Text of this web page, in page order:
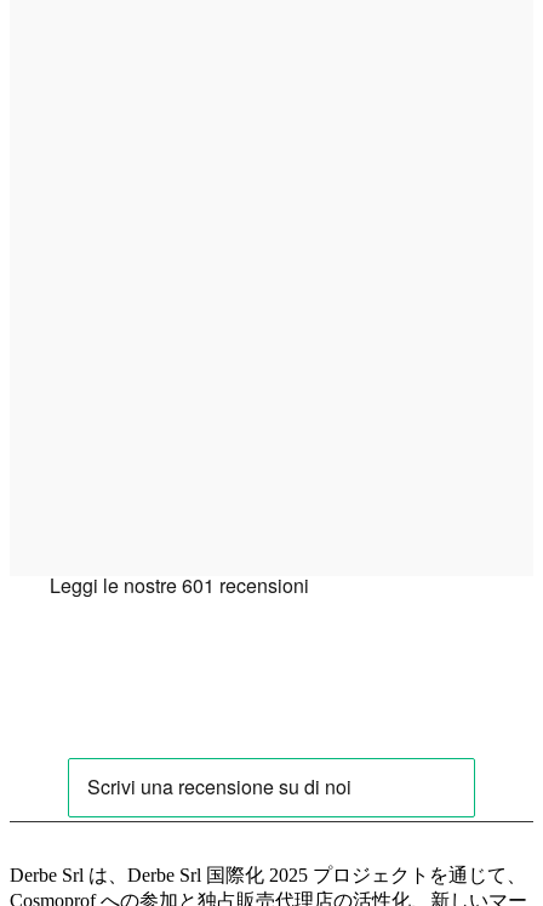
Derbe Srl は、Derbe Srl 国際化 2025 プロジェクトを通じて、
Cosmoprof への参加と独占販売代理店の活性化、新しいマー